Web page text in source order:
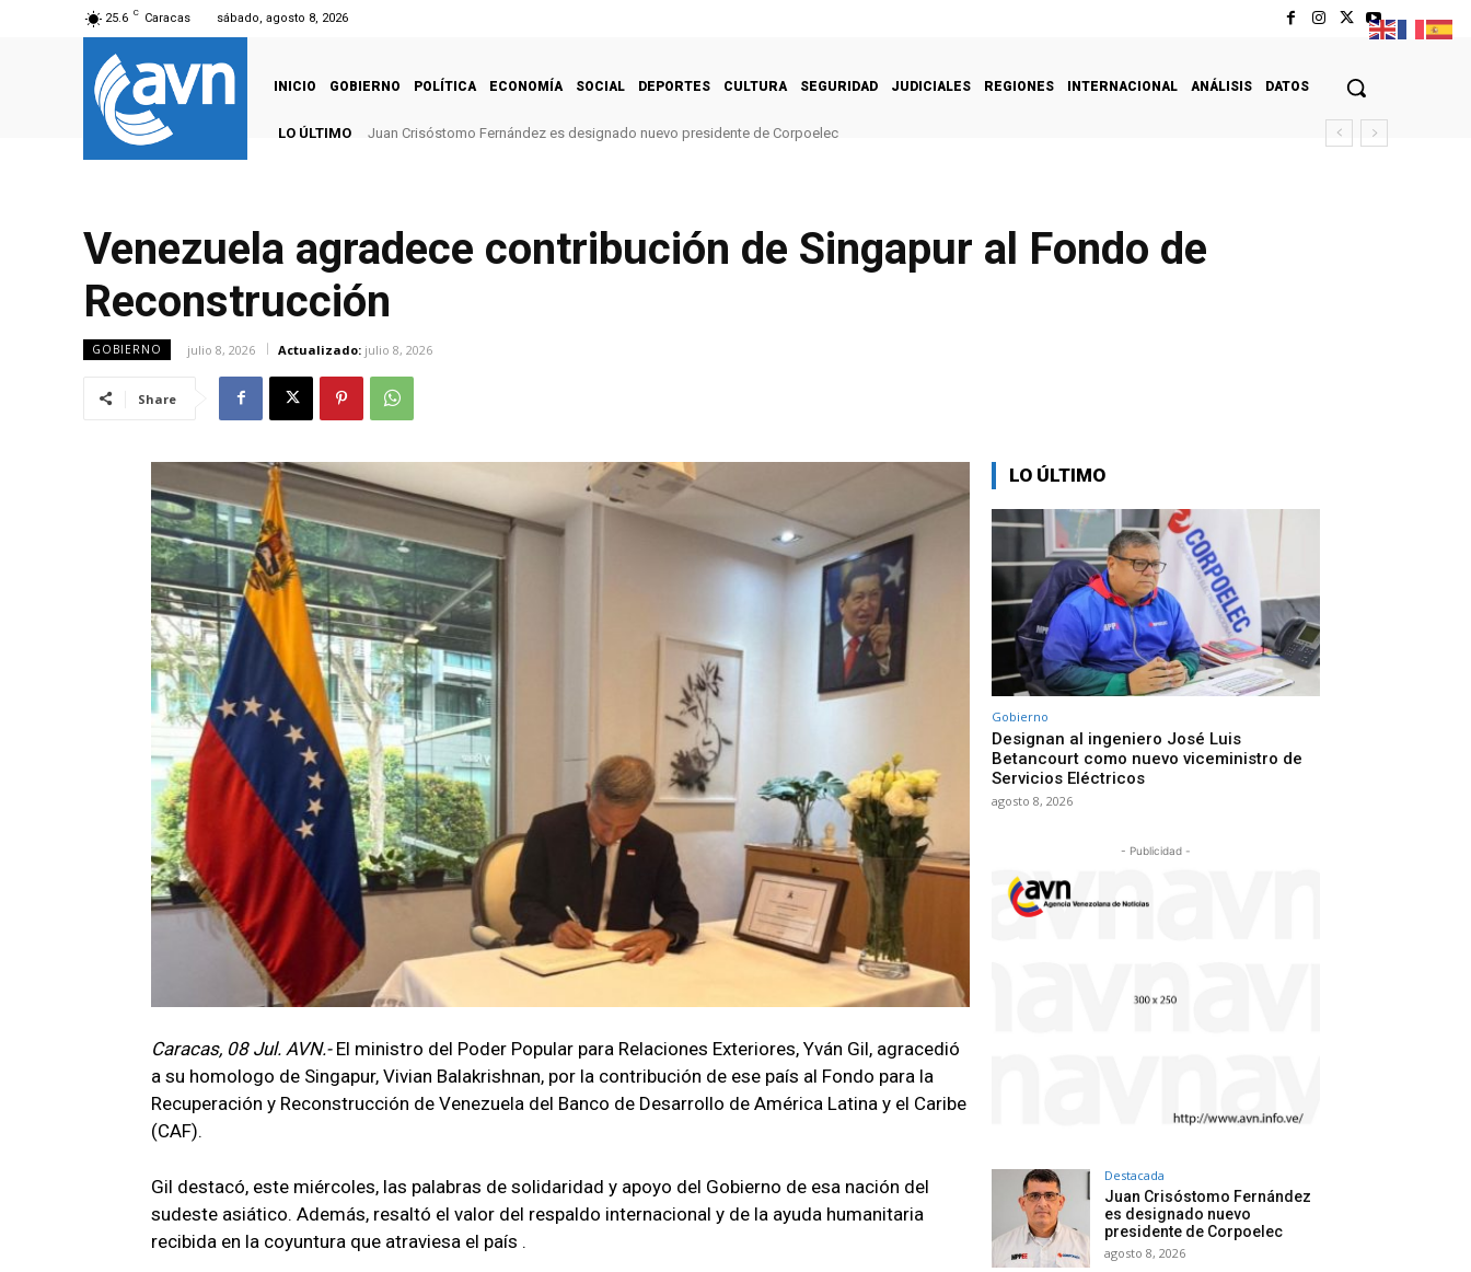
25.6 C Caracas sábado, agosto 8, 2026
INICIO GOBIERNO POLÍTICA ECONOMÍA SOCIAL DEPORTES CULTURA SEGURIDAD JUDICIALES REGIONES INTERNACIONAL ANÁLISIS DATOS
LO ÚLTIMO Juan Crisóstomo Fernández es designado nuevo presidente de Corpoelec
Venezuela agradece contribución de Singapur al Fondo de
Reconstrucción
GOBIERNO julio 8, 2026 Actualizado: julio 8, 2026
Share
Caracas, 08 Jul. AVN.- El ministro del Poder Popular para Relaciones Exteriores, Yván Gil, agracedió
a su homologo de Singapur, Vivian Balakrishnan, por la contribución de ese país al Fondo para la
Recuperación y Reconstrucción de Venezuela del Banco de Desarrollo de América Latina y el Caribe
(CAF).
Gil destacó, este miércoles, las palabras de solidaridad y apoyo del Gobierno de esa nación del
sudeste asiático. Además, resaltó el valor del respaldo internacional y de la ayuda humanitaria
recibida en la coyuntura que atraviesa el país .
LO ÚLTIMO
Gobierno
Designan al ingeniero José Luis
Betancourt como nuevo viceministro de
Servicios Eléctricos
agosto 8, 2026
- Publicidad -
Destacada
Juan Crisóstomo Fernández
es designado nuevo
presidente de Corpoelec
agosto 8, 2026